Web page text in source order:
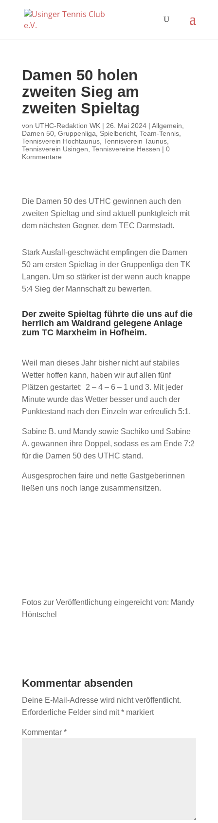
Damen 50 holen
zweiten Sieg am
zweiten Spieltag
von UTHC-Redaktion WK| 26. Mai 2024| Allgemein
Damen 50, Gruppenliga Spielbericht, Team-Tennis,
Tennisverein Hochtaunus, Tennisverein Taunus,
Tennisverein Usingen Tennisvereine Hessen | 0
Kommentare
Die Damen 50 des UTHC gewinnen auch den
zweiten Spieltag und sind aktuell punktgleich mit
dem nächsten Gegner, dem TEC Darmstadt.
Stark Ausfall-geschwächt empfingen die Damen
50 am ersten Spieltag in der Gruppenliga den TK
Langen. Um so stärker ist der wenn auch knappe
5:4 Sieg der Mannschaft zu bewerten.
Der zweite Spieltag führte die uns auf die
herrlich am Waldrand gelegene Anlage
zum TC Marxheim in Hofheim.
Weil man dieses Jahr bisher nicht auf stabiles
Wetter hoffen kann, haben wir auf allen fünf
Plätzen gestartet: 2 – 4 – 6 – 1 und 3. Mit jeder
Minute wurde das Wetter besser und auch der
Punktestand nach den Einzeln war erfreulich 5:1.
Sabine B. und Mandy sowie Sachiko und Sabine
A. gewannen ihre Doppel, sodass es am Ende 7:2
für die Damen 50 des UTHC stand.
Ausgesprochen faire und nette Gastgeberinnen
ließen uns noch lange zusammensitzen.
Fotos zur Veröffentlichung eingereicht von: Mandy
Höntschel
Kommentar absenden
Deine E-Mail-Adresse wird nicht veröffentlicht.
Erforderliche Felder sind mit*markiert
Kommentar *